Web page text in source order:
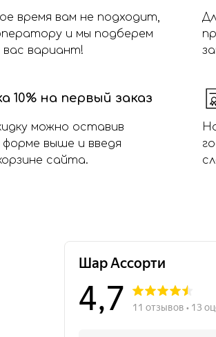
время вам не подходит,
и мы подберем
вас вариант!
10% на первый заказ
можно оставив
форме выше и введя
сайта.